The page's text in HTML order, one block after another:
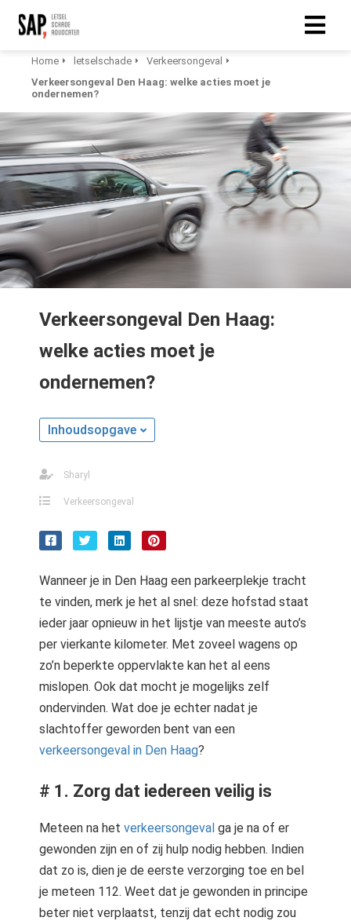
Home letselschade
Verkeersongeval
Verkeersongeval Den Haag: welke acties moet je
ondernemen?
Verkeersongeval Den Haag:
welke acties moet je
ondernemen?
Inhoudsopgave
Sharyl
Verkeersongeval
Wanneer je in Den Haag een parkeerplekje tracht
te vinden, merk je het al snel: deze hofstad staat
ieder jaar opnieuw in het lijstje van meeste auto’s
per vierkante kilometer. Met zoveel wagens op
zo’n beperkte oppervlakte kan het al eens
mislopen. Ook dat mocht je mogelijks zelf
ondervinden. Wat doe je echter nadat je
slachtoffer geworden bent van een
verkeersongeval in Den Haag?
# 1. Zorg dat iedereen veilig is
Meteen na het verkeersongeval ga je na of er
gewonden zijn en of zij hulp nodig hebben. Indien
dat zo is, dien je de eerste verzorging toe en bel
je meteen 112. Weet dat je gewonden in principe
beter niet verplaatst, tenzij dat echt nodig zou